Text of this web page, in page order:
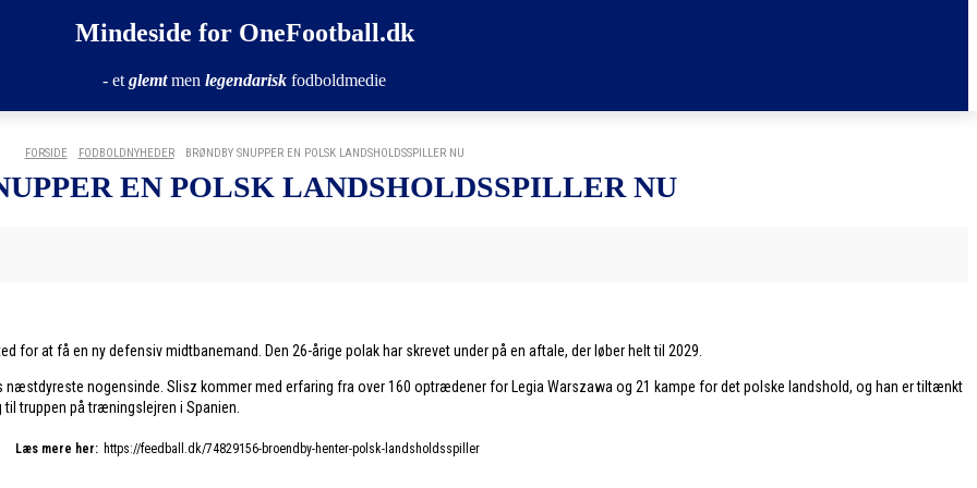
Mindeside for OneFootball.dk
- et glemtmen legendarisk fodboldmedie
FORSIDE FODBOLDNYHEDER BRØNDBY SNUPPER EN POLSK LANDSHOLDSSPILLER NU
EN POLSK LANDSHOLDSSPILLER NU
for at få en ny defensiv midtbanemand. Den 26-årige polak har skrevet under på en aftale, der løber helt til 2029.
næstdyreste nogensinde. Slisz kommer med erfaring fra over 160 optrædener for Legia Warszawa og 21 kampe for det polske landshold, og han er tiltænkt
truppen på træningslejren i Spanien.
Læs mere her: https://feedball.dk/74829156-broendby-henter-polsk-landsholdsspiller